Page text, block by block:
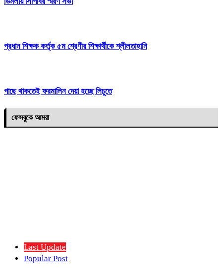
প্রধান শিক্ষক কর্তৃক ৫ম শ্রেণীর শিক্ষার্থীকে শ্লীলতাহানি
গাছে থাকতেই ফরমালিন দেয়া হচ্ছে লিচুতে
ফেসবুকে আমরা
Last Update
Popular Post